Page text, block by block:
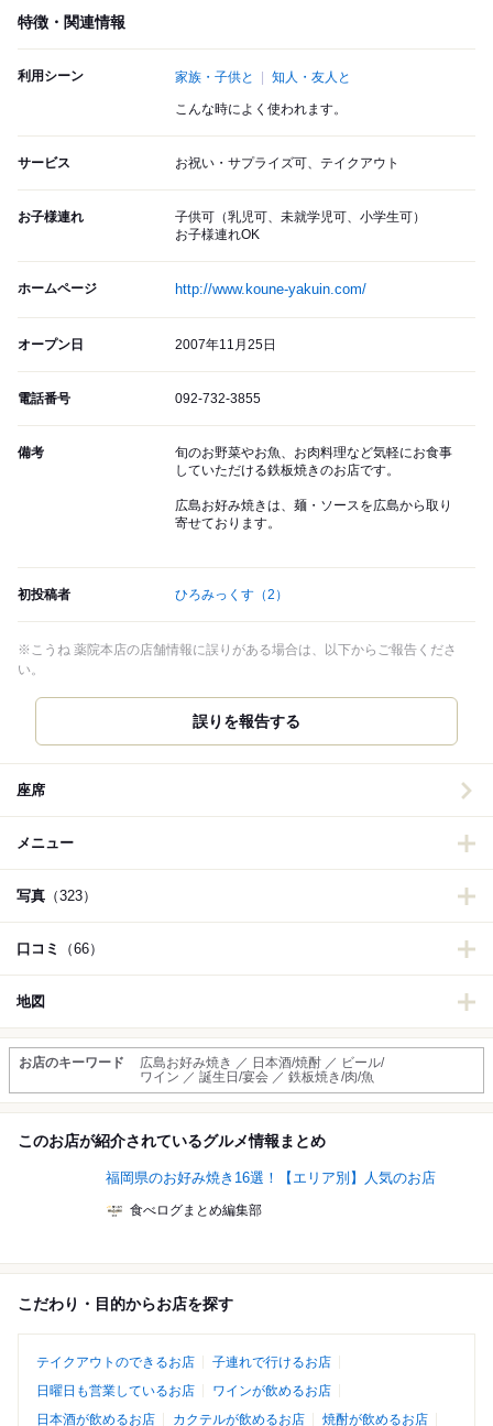
特徴・関連情報
利用シーン 家族・子供と 知人・友人と
こんな時によく使われます。
サービス お祝い・サプライズ可、テイクアウト
お子様連れ
子供可（乳児可、未就学児可、小学生可）
お子様連れOK
ホームページ http://www.koune-yakuin.com/
オープン日 2007年11月25日
電話番号 092-732-3855
備考
旬のお野菜やお魚、お肉料理など気軽にお食事
していただける鉄板焼きのお店です。
広島お好み焼きは、麺・ソースを広島から取り
寄せております。
初投稿者 ひろみっくす （2）
※こうね 薬院本店の店舗情報に誤りがある場合は、以下からご報告くださ
い。
誤りを報告する
座席
メニュー
写真 （323）
口コミ （66）
地図
お店のキーワード
広島お好み焼き ／ 日本酒/焼酎 ／ ビール/
ワイン ／ 誕生日/宴会 ／ 鉄板焼き/肉/魚
このお店が紹介されているグルメ情報まとめ
福岡県のお好み焼き16選！【エリア別】人気のお店
食べログまとめ編集部
こだわり・目的からお店を探す
テイクアウトのできるお店
子連れで行けるお店
日曜日も営業しているお店
ワインが飲めるお店
日本酒が飲めるお店
カクテルが飲めるお店
焼酎が飲めるお店